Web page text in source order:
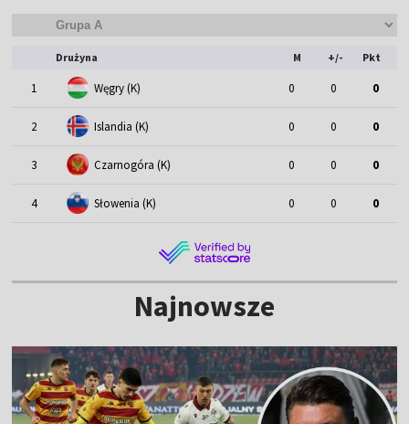
Drużyna M +/- Pkt
1 Węgry (K) 0 0 0
2 Islandia (K) 0 0 0
3 Czarnogóra (K) 0 0 0
4 Słowenia (K) 0 0 0
Najnowsze